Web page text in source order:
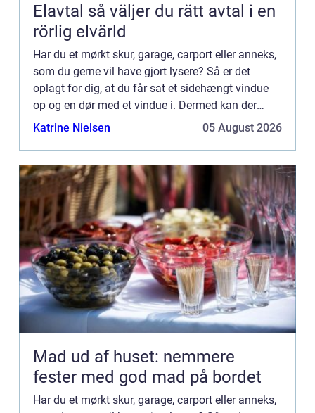
Elavtal så väljer du rätt avtal i en
rörlig elvärld
Har du et mørkt skur, garage, carport eller anneks,
som du gerne vil have gjort lysere? Så er det
oplagt for dig, at du får sat et sidehængt vindue
op og en dør med et vindue i. Dermed kan der
komme masser af lys ind i...
Katrine Nielsen 05 August 2026
Mad ud af huset: nemmere
fester med god mad på bordet
Har du et mørkt skur, garage, carport eller anneks,